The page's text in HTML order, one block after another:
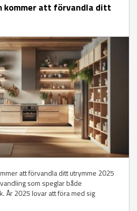
kommer att förvandla ditt
att förvandla ditt utrymme 2025
som speglar både
År 2025 lovar att föra med sig